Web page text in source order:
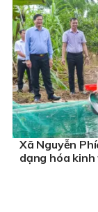
Xã Nguyễn
dạng hóa kinh